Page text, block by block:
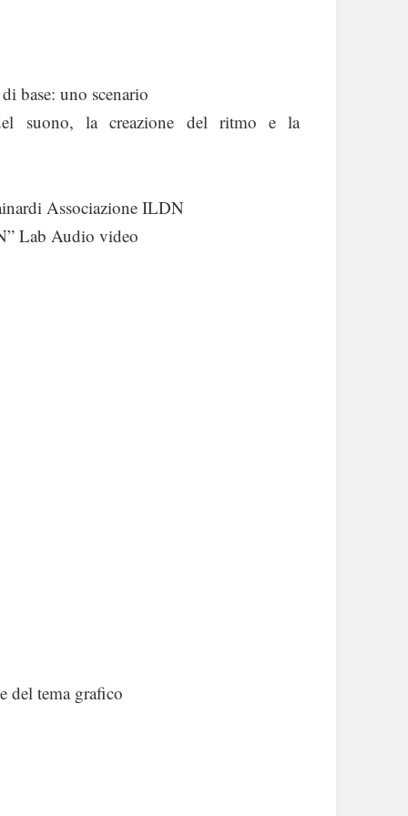
base: uno scenario
suono, la creazione del ritmo e la
Associazione ILDN
Lab Audio video
del tema grafico